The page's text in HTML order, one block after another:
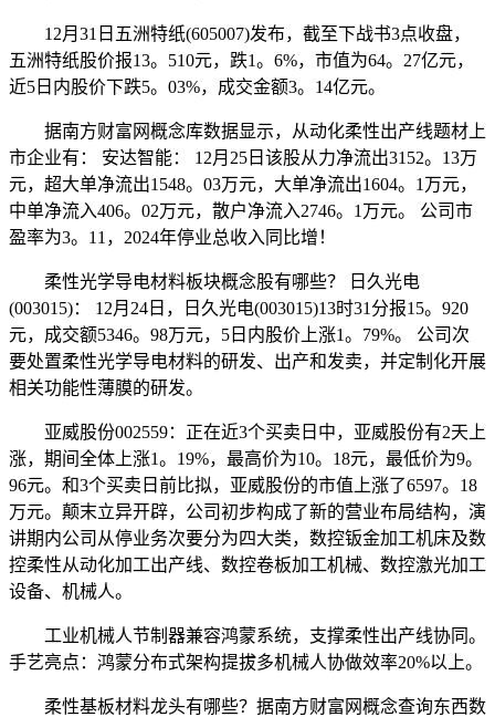
12月31日五洲特纸(605007)发布，截至下战书3点收盘，
五洲特纸股价报13。510元，跌1。6%，市值为64。27亿元，
近5日内股价下跌5。03%，成交金额3。14亿元。
据南方财富网概念库数据显示，从动化柔性出产线题材上
市企业有： 安达智能： 12月25日该股从力净流出3152。13万
元，超大单净流出1548。03万元，大单净流出1604。1万元，
中单净流入406。02万元，散户净流入2746。1万元。 公司市
盈率为3。11，2024年停业总收入同比增！
柔性光学导电材料板块概念股有哪些？ 日久光电
(003015)： 12月24日，日久光电(003015)13时31分报15。920
元，成交额5346。98万元，5日内股价上涨1。79%。 公司次
要处置柔性光学导电材料的研发、出产和发卖，并定制化开展
相关功能性薄膜的研发。
亚威股份002559：正在近3个买卖日中，亚威股份有2天上
涨，期间全体上涨1。19%，最高价为10。18元，最低价为9。
96元。和3个买卖日前比拟，亚威股份的市值上涨了6597。18
万元。颠末立异开辟，公司初步构成了新的营业布局结构，演
讲期内公司从停业务次要分为四大类，数控钣金加工机床及数
控柔性从动化加工出产线、数控卷板加工机械、数控激光加工
设备、机械人。
工业机械人节制器兼容鸿蒙系统，支撑柔性出产线协同。
手艺亮点：鸿蒙分布式架构提拔多机械人协做效率20%以上。
柔性基板材料龙头有哪些？据南方财富网概念查询东西数